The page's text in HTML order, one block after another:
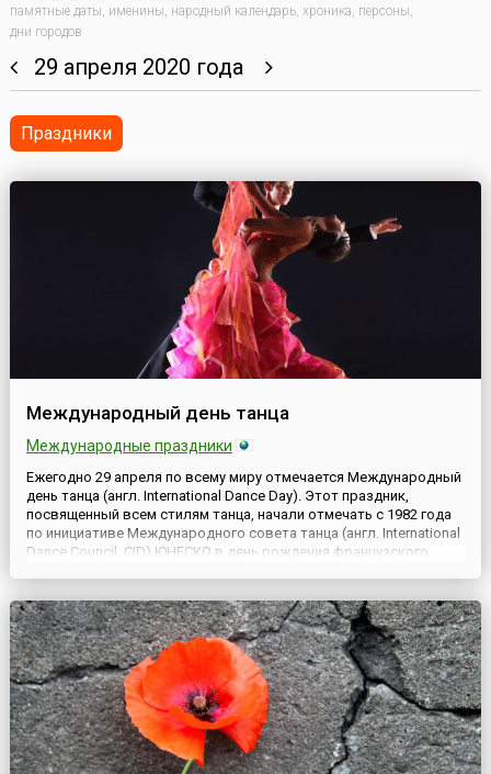
памятные даты, именины, народный календарь, хроника, персоны,
дни городов
29 апреля 2020 года
Праздники
Международный день танца
Международные праздники
Ежегодно 29 апреля по всему миру отмечается Международный
день танца (англ. International Dance Day). Этот праздник,
посвященный всем стилям танца, начали отмечать с 1982 года
по инициативе Международного совета танца (англ. International
Dance Council, CID) ЮНЕСКО в день рождения французского